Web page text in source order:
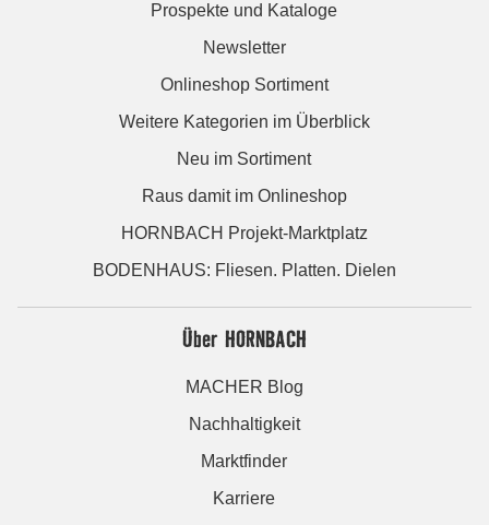
Prospekte und Kataloge
Newsletter
Onlineshop Sortiment
Weitere Kategorien im Überblick
Neu im Sortiment
Raus damit im Onlineshop
HORNBACH Projekt-Marktplatz
BODENHAUS: Fliesen. Platten. Dielen
Über HORNBACH
MACHER Blog
Nachhaltigkeit
Marktfinder
Karriere